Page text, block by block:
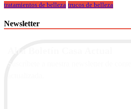
tratamientos de belleza trucos de belleza
Newsletter